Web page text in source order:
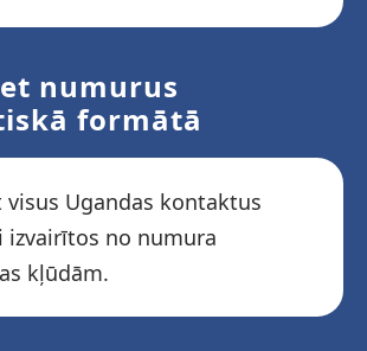
numurus
formātā
visus Ugandas kontaktus
izvairītos no numura
kļūdām.